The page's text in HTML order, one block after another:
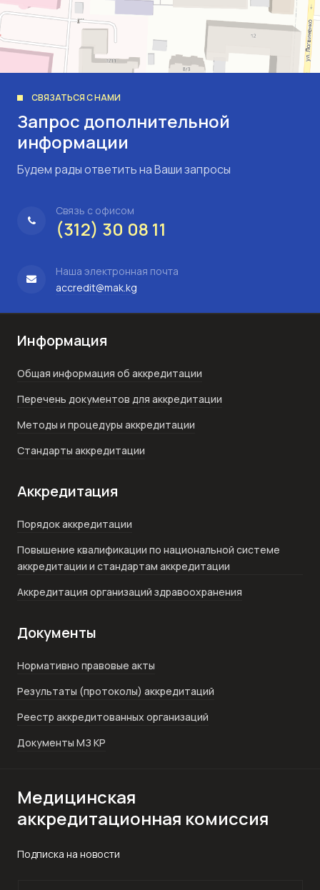
СВЯЗАТЬСЯ С НАМИ
Запрос дополнительной
информации
Будем рады ответить на Ваши запросы
Связь с офисом
(312) 30 08 11
Наша электронная почта
accredit@mak.kg
Информация
Общая информация об аккредитации
Перечень документов для аккредитации
Методы и процедуры аккредитации
Стандарты аккредитации
Аккредитация
Порядок аккредитации
Повышение квалификации по национальной системе
аккредитации и стандартам аккредитации
Аккредитация организаций здравоохранения
Документы
Нормативно правовые акты
Результаты (протоколы) аккредитаций
Реестр аккредитованных организаций
Документы МЗ КР
Медицинская
аккредитационная комиссия
Подписка на новости